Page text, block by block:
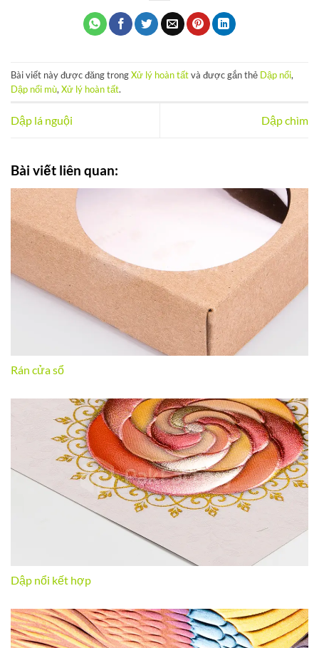
Bài viết này được đăng trongXử lý hoàn tấtvà được gắn thẻ Dập nổi,
Dập nổi mù, Xử lý hoàn tất.
Dập lá nguội Dập chìm
Bài viết liên quan:
Rán cửa sổ
Dập nổi kết hợp